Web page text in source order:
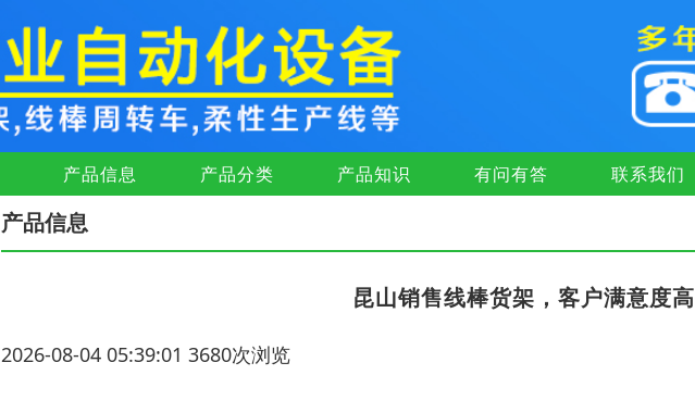
产品信息 产品分类 产品知识 有问有答 联系我们
产品信息
昆山销售线棒货架，客户满意度高
2026-08-04 05:39:01 3680次浏览